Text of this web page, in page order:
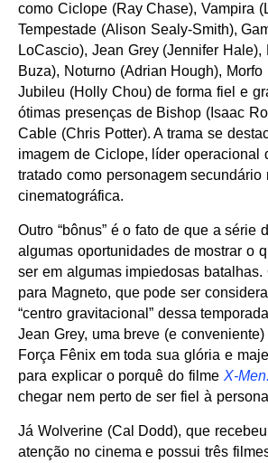
como Ciclope (Ray Chase), Vampira
Tempestade (Alison Sealy-Smith),
LoCascio), Jean Grey (Jennifer Hale),
Buza), Noturno (Adrian Hough),
Jubileu (Holly Chou) de forma fiel e
ótimas presenças de Bishop (Isaac
Cable (Chris Potter). A trama se
imagem de Ciclope, líder operacional
tratado como personagem secundário
cinematográfica.
Outro “bônus” é o fato de que a série
algumas oportunidades de mostrar o
ser em algumas impiedosas batalhas.
para Magneto, que pode ser
“centro gravitacional” dessa
Jean Grey, uma breve (e
Força Fênix em toda sua glória e
para explicar o porquê do filme X-
chegar nem perto de ser fiel à
Já Wolverine (Cal Dodd), que
atenção no cinema e possui três